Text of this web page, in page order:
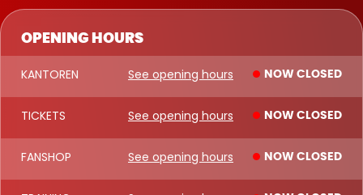
OPENING HOURS
KANTOREN See opening hours NOW CLOSED
TICKETS See opening hours NOW CLOSED
FANSHOP See opening hours NOW CLOSED